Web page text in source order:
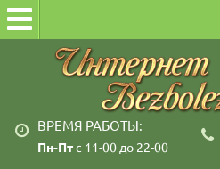
ВРЕМЯ РАБОТЫ:
Пн-Птс 11-00 до 22-00